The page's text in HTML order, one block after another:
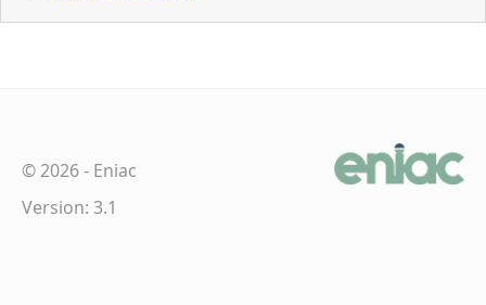
©2026- Eniac
Version: 3.1